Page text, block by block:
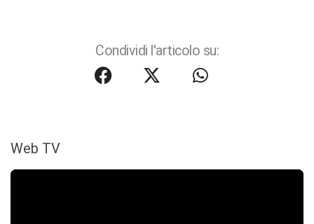
Condividi l'articolo su:
Web TV